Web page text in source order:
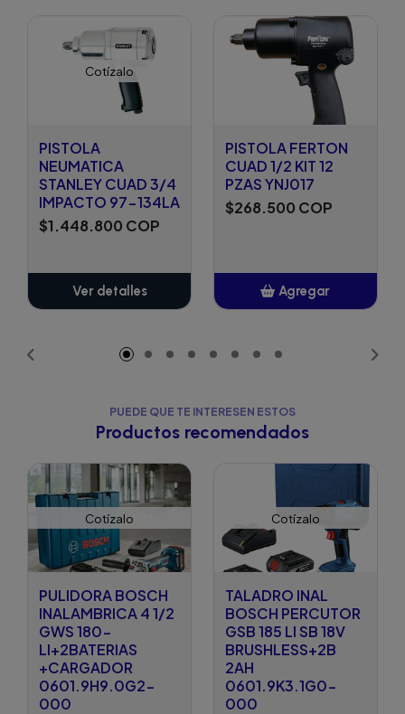
Cotízalo
PISTOLA
NEUMATICA
STANLEY CUAD 3/4
IMPACTO 97-134LA
$1.448.800 COP
Ver detalles
PISTOLA FERTON
CUAD 1/2 KIT 12
PZAS YNJ017
$268.500 COP
Agregar
PUEDE QUE TE INTERESEN ESTOS
Productos recomendados
Cotízalo
PULIDORA BOSCH
INALAMBRICA 4 1/2
GWS 180-
LI+2BATERIAS
+CARGADOR
0601.9H9.0G2-
000
Cotízalo
TALADRO INAL
BOSCH PERCUTOR
GSB 185 LI SB 18V
BRUSHLESS+2B
2AH
0601.9K3.1G0-
000